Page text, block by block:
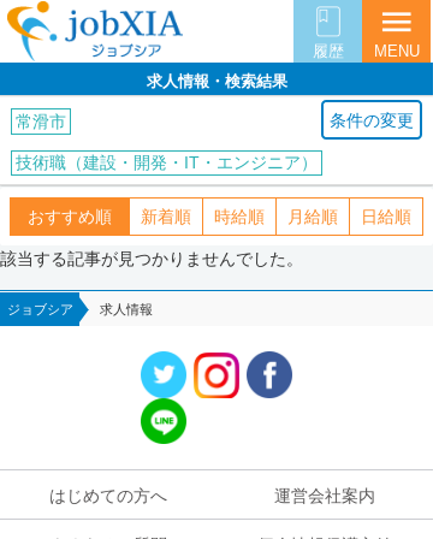
履歴
menu
MENU
求人情報・検索結果
条件の変更
常滑市
技術職（建設・開発・IT・エンジニア）
おすすめ順 新着順 時給順 月給順 日給順
該当する記事が見つかりませんでした。
ジョブシア 求人情報
はじめての方へ 運営会社案内